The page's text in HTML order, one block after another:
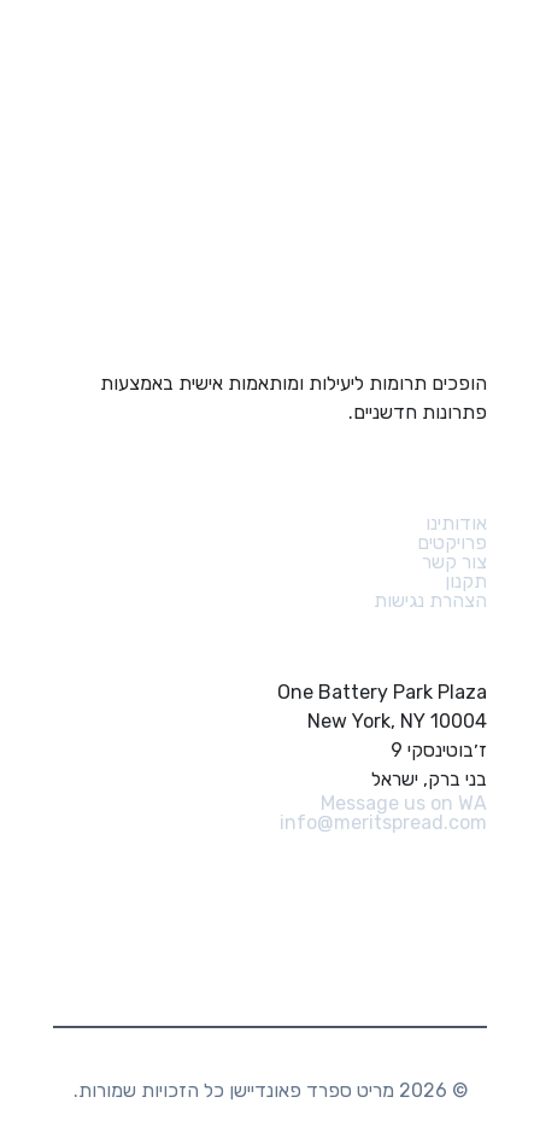
הופכים תרומות ליעילות ומותאמות אישית באמצעות
פתרונות חדשניים.
אודותינו
פרויקטים
צור קשר
תקנון
הצהרת נגישות
One Battery Park Plaza
New York, NY 10004
ז׳בוטינסקי 9
בני ברק, ישראל
Message us on WA
info@meritspread.com
© 2026 מריט ספרד פאונדיישן כל הזכויות שמורות.